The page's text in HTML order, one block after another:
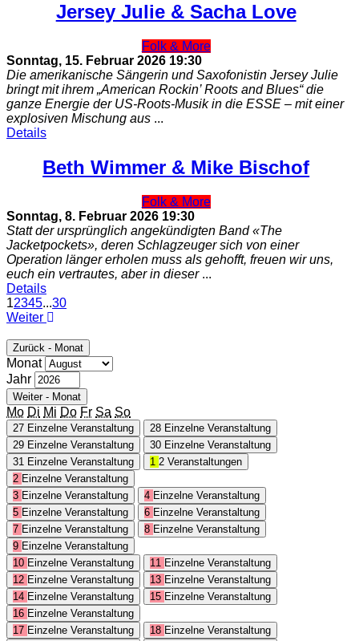
Jersey Julie & Sacha Love
Folk & More
Sonntag, 15. Februar 2026 19:30
Die amerikanische Sängerin und Saxofonistin Jersey Julie
bringt mit ihrem „American Rockin’ Roots and Blues“ die
ganze Energie der US-Roots-Musik in die ESSE – mit einer
explosiven Mischung aus ...
Details
Beth Wimmer & Mike Bischof
Folk & More
Sonntag, 8. Februar 2026 19:30
Statt der ursprünglich angekündigten Band «The
Jacketpockets», deren Schlagzeuger sich von einer
Operation länger erholen muss als gehofft, freuen wir uns,
euch ein vertrautes, aber in dieser...
Details
12345...30
Weiter
Zurück - Monat
Monat
Jahr
Weiter - Monat
Mo Di Mi Do Fr Sa So
27 Einzelne Veranstaltung 28 Einzelne Veranstaltung
29 Einzelne Veranstaltung 30 Einzelne Veranstaltung
31 Einzelne Veranstaltung 1 2 Veranstaltungen
2 Einzelne Veranstaltung
3 Einzelne Veranstaltung 4 Einzelne Veranstaltung
5 Einzelne Veranstaltung 6 Einzelne Veranstaltung
7 Einzelne Veranstaltung 8 Einzelne Veranstaltung
9 Einzelne Veranstaltung
10 Einzelne Veranstaltung 11 Einzelne Veranstaltung
12 Einzelne Veranstaltung 13 Einzelne Veranstaltung
14 Einzelne Veranstaltung 15 Einzelne Veranstaltung
16 Einzelne Veranstaltung
17 Einzelne Veranstaltung 18 Einzelne Veranstaltung